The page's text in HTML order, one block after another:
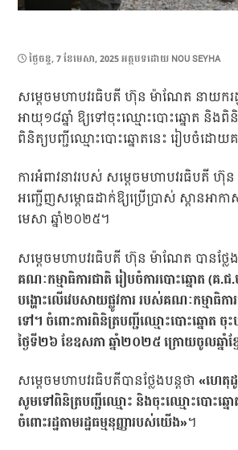
POSTED
ថ្ងៃ​ចន្ទ, 7 ខែ​មេសា, 2025អត្ថបទដោយ NOU SEYHA
សម្តេចមហាបវរធិបតី ហ៊ុន ម៉ាណែត នាយករដ្ឋ
អាយុ១៨ឆ្នាំ ឱ្យទៅចុះឈ្មោះបោះឆ្នោត និងពិ
ពិនិត្យបញ្ជីឈ្មោះបោះឆ្នោតនេះ រៀបចំដោយ
ការអំពាវនាវរបស់ សម្តេចមហាបវរធិបតី
អញ្ជើញសម្ពោធដាក់ឱ្យប្រើប្រាស់ ស្ពានអាក
មេសា ឆ្នាំ២០២៥។
សម្ដេចមហាបវរធិបតី ហ៊ុន ម៉ាណែត បានថ្លែ
គណៈកម្មាធិការជាតិ រៀបចំការបោះឆ្នោត (គ.
បង្ហោះលើវេបសាយផ្លូវការ របស់គណៈកម្មាធិក
ទៅ។ ចំពោះការពិនិត្របញ្ជីឈ្មោះបោះឆ្នោត ចុ
ថ្ងៃទី២៦ ខែឧសភា ឆ្នាំ២០២៥ ក្រោយចូលឆ្នាំខ្ម
សម្ដេចមហាបវរធិបតីបានថ្លែងបន្ដថា «ហេតុដូ
សូមទៅពិនិត្របញ្ជីឈ្មោះ និងចុះឈ្មោះបោះឆ្នោ
ចំពោះរដ្ឋតាមរដ្ឋធម្មនុញ្ញារបស់យើង»។